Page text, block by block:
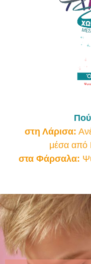
στη Λάρισα:
μέσα από
στα Φάρσαλα: